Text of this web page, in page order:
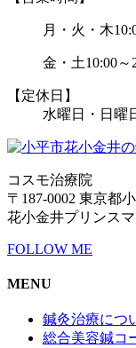
月・火・木
金・土10:00～
【定休日】
水曜日・日曜
コスモ治療院
〒187-0002 東京都
花小金井プリンス
FOLLOW ME
MENU
鍼灸治療につ
総合美容鍼コ